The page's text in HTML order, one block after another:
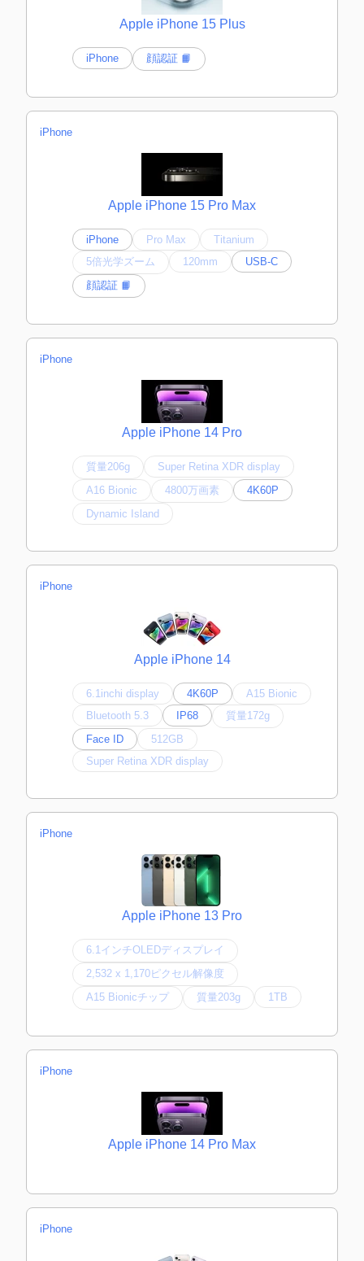
Apple iPhone 15 Plus
iPhone 顔認証 📙
iPhone
Apple iPhone 15 Pro Max
iPhone Pro Max
Titanium
5倍光学ズーム
120mm
USB-C
顔認証 📙
iPhone
Apple iPhone 14 Pro
質量206g
Super Retina XDR display
A16 Bionic
4800万画素
4K60P
Dynamic Island
iPhone
Apple iPhone 14
6.1inchi display 4K60P
A15 Bionic
Bluetooth 5.3
IP68
質量172g
Face ID
512GB
Super Retina XDR display
iPhone
Apple iPhone 13 Pro
6.1インチOLEDディスプレイ
2,532 x 1,170ピクセル解像度
A15 Bionicチップ
質量203g 1TB
iPhone
Apple iPhone 14 Pro Max
iPhone